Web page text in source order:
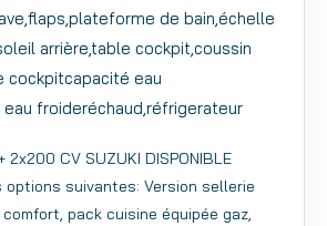
de bain,échelle
arrière,table cockpit,coussin
cockpitcapacité eau
froideréchaud,réfrigerateur
2x200 CV SUZUKI DISPONIBLE
suivantes: Version sellerie
pack cuisine équipée gaz,